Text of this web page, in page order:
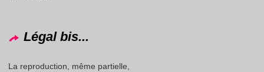
Légal bis...
La reproduction, même partielle,